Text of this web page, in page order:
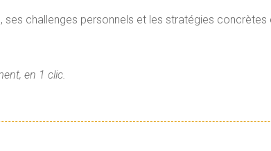
challenges personnels et les stratégies concrètes
en 1 clic.